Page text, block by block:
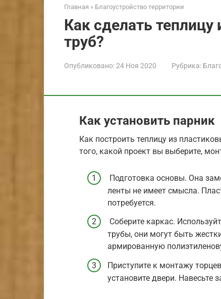
Главная » Благоустройство территории
Как сделать
труб?
Опубликовано:24 Ноя 2020 Рубрика:
Как установить парник
Как построить теплицу из
того, какой проект вы выберите,
Подготовка основы. Она
ленты не имеет смысла.
потребуется.
Соберите каркас.
трубы, они могут быть
армированную
Приступите к монтажу
установите двери. Навесьте